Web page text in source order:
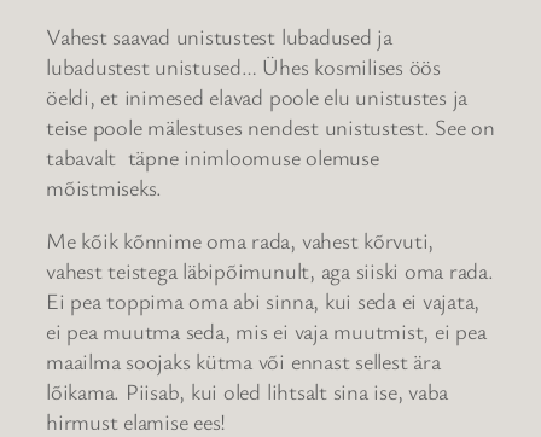
Vahest saavad unistustest lubadused ja
lubadustest unistused… Ühes kosmilises öös
öeldi, et inimesed elavad poole elu unistustes ja
teise poole mälestuses nendest unistustest. See on
tabavalt täpne inimloomuse olemuse
mõistmiseks.
Me kõik kõnnime oma rada, vahest kõrvuti,
vahest teistega läbipõimunult, aga siiski oma rada.
Ei pea toppima oma abi sinna, kui seda ei vajata,
ei pea muutma seda, mis ei vaja muutmist, ei pea
maailma soojaks kütma või ennast sellest ära
lõikama. Piisab, kui oled lihtsalt sina ise, vaba
hirmust elamise ees!